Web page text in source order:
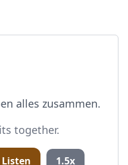
alles zusammen.
together.
Listen 1.5x